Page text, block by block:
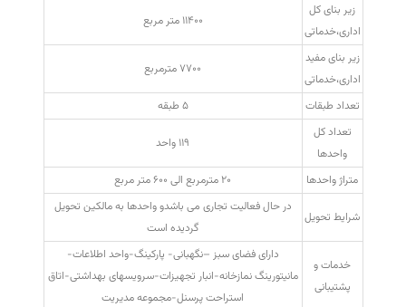
زیر بنای کل
اداری،خدماتی
۱۱۴۰۰ متر مربع
زیر بنای مفید
اداری،خدماتی
۷۷۰۰ مترمربع
تعداد طبقات
۵ طبقه
تعداد کل
واحدها
۱۱۹ واحد
متراژ واحدها ۲۰ مترمربع الی ۶۰۰ متر مربع
شرایط تحویل
در حال فعالیت تجاری می باشدو واحدها به مالکین تحویل
گردیده است
خدمات و
پشتیبانی
دارای فضای سبز –نگهبانی- پارکینگ-واحد اطلاعات-
مانیتورینگ نمازخانه-انبار تجهیزات-سرویسهای بهداشتی-اتاق
استراحت پرسنل-مجموعه مدیریت